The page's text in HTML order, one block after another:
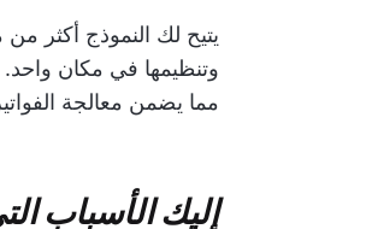
يتيح لك النموذج أكثر
وتنظيمها في مكان
مما يضمن معالجة
إليك الأسباب